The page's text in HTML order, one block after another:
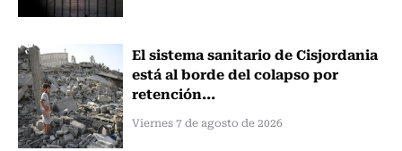
El sistema sanitario de Cisjordania
está al borde del colapso por
retención...
Viernes 7 de agosto de 2026